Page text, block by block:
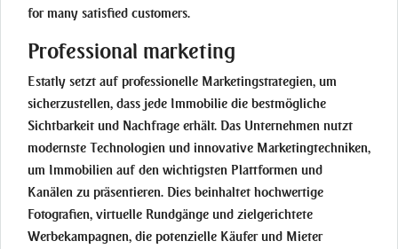
for many satisfied customers.
Professional marketing
Estatly setzt auf professionelle Marketingstrategien, um
sicherzustellen, dass jede Immobilie die bestmögliche
Sichtbarkeit und Nachfrage erhält. Das Unternehmen nutzt
modernste Technologien und innovative Marketingtechniken,
um Immobilien auf den wichtigsten Plattformen und
Kanälen zu präsentieren. Dies beinhaltet hochwertige
Fotografien, virtuelle Rundgänge und zielgerichtete
Werbekampagnen, die potenzielle Käufer und Mieter